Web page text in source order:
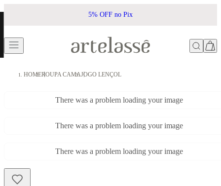
5% OFF no Pix
HOMEROUPA CAMAJOGO LENÇOL
There was a problem loading your image
There was a problem loading your image
There was a problem loading your image